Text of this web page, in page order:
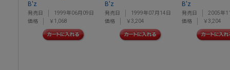
B'z
発売日
1999年06月09日
価格
￥1,068
B'z
発売日
1999年07月14日
価格
￥3,204
B'z
発売日
2005年
価格
￥3,204